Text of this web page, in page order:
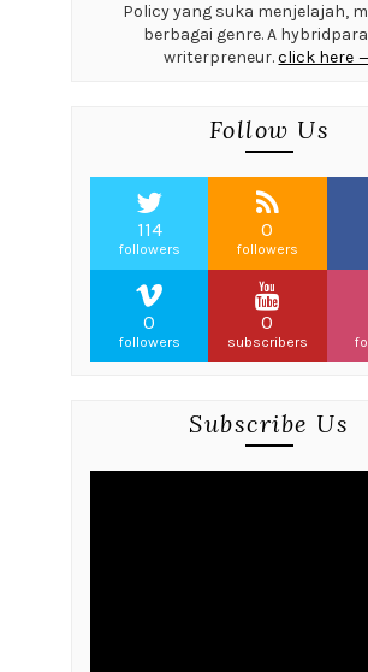
Policy yang suka menjelajah,
berbagai genre. A
writerpreneur.click here
Follow Us
114
followers
0
followers
0
followers
0
subscribers
Subscribe Us